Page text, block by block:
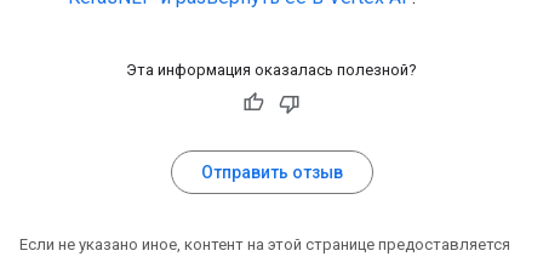
Эта информация оказалась полезной?
Отправить отзыв
Если не указано иное, контент на этой странице предоставляется